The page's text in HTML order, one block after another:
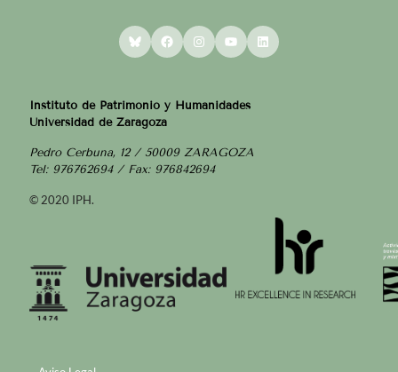
BlueskyFacebookInstagram
YouTubeLinkedIn
Instituto de Patrimonio y Humanidades
Universidad de Zaragoza
Pedro Cerbuna, 12 / 50009 ZARAGOZA
Tel: 976762694 / Fax: 976842694
© 2020 IPH.